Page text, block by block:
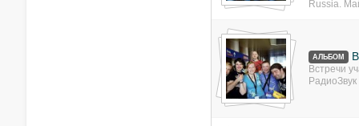
Russia.
АЛЬБОМ
Встречи
РадиоЗвук